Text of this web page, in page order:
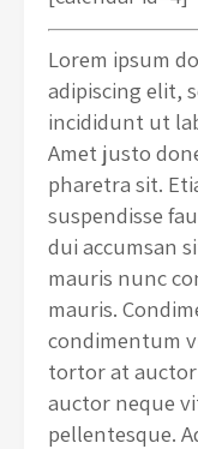
Lorem ipsum
adipiscing elit,
incididunt ut
Amet justo
pharetra sit.
suspendisse
dui accumsan
mauris nunc
mauris.
condimentum
tortor at
auctor neque
pellentesque.